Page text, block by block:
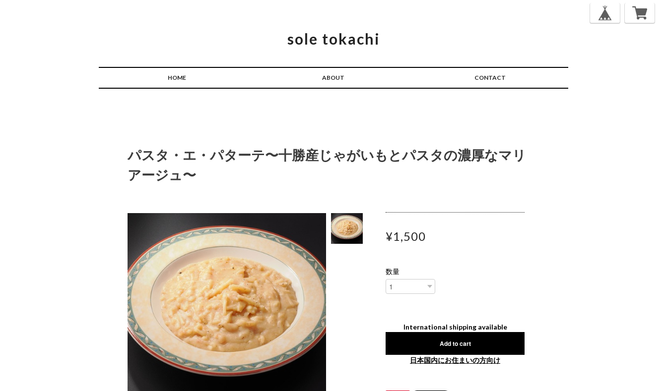
sole tokachi
HOME ABOUT CONTACT
パスタ・エ・パターテ〜十勝産じゃがいもとパスタの濃厚なマリ
アージュ〜
¥1,500
数量
International shipping available
Add to cart
日本国内にお住まいの方向け